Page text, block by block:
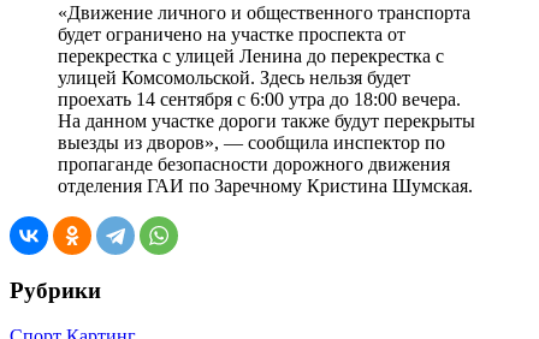
«Движение личного и общественного транспорта
будет ограничено на участке проспекта от
перекрестка с улицей Ленина до перекрестка с
улицей Комсомольской. Здесь нельзя будет
проехать 14 сентября с 6:00 утра до 18:00 вечера.
На данном участке дороги также будут перекрыты
выезды из дворов», — сообщила инспектор по
пропаганде безопасности дорожного движения
отделения ГАИ по Заречному Кристина Шумская.
Рубрики